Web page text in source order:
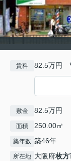
賃料 82.5万円
敷金 82.5万円
面積 250.00㎡
築年数 築46年
所在地 大阪府枚方